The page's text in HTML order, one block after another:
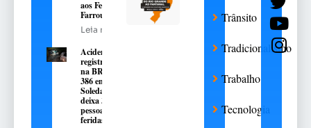
aos Festejos
Farroupilha
Leia mais
Acidente
registrado
na BR-
386 em
Soledade
deixa 3
pessoas
feridas
Trânsito
Tradicionalismo
Trabalho
Tecnologia